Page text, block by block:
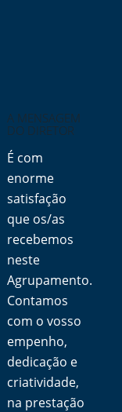
A MENSAGEM
DO DIRETOR
É com
enorme
satisfação
que os/as
recebemos
neste
Agrupamento.
Contamos
com o vosso
empenho,
dedicação e
criatividade,
na prestação